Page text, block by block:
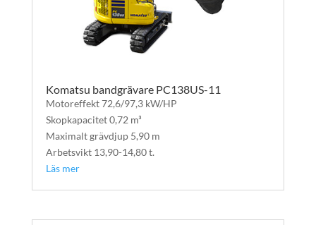
Komatsu bandgrävare PC138US-11
Motoreffekt 72,6/97,3 kW/HP
Skopkapacitet 0,72 m³
Maximalt grävdjup 5,90 m
Arbetsvikt 13,90-14,80 t.
Läs mer